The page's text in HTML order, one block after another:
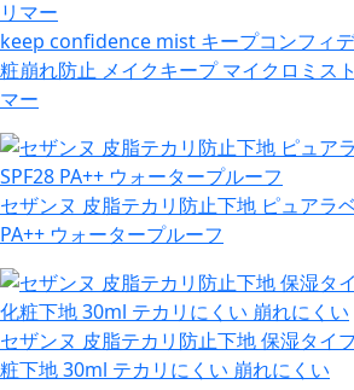
keep confidence mist キープコンフィ
粧崩れ防止 メイクキープ マイクロミス
マー
セザンヌ 皮脂テカリ防止下地 ピュアラ
PA++ ウォータープルーフ
セザンヌ 皮脂テカリ防止下地 保湿タイ
粧下地 30ml テカリにくい 崩れにくい